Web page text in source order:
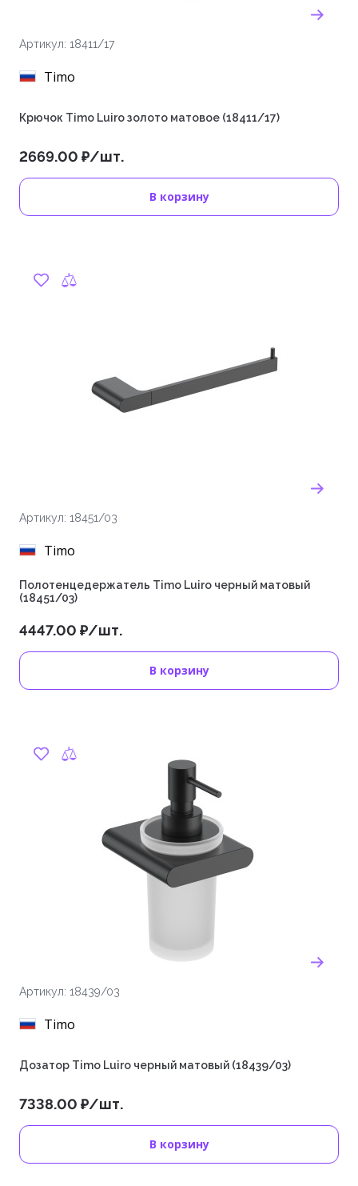
Артикул: 18411/17
Timo
Крючок Timo Luiro золото матовое (18411/17)
2669.00 ₽/шт.
В корзину
Артикул: 18451/03
Timo
Полотенцедержатель Timo Luiro черный матовый
(18451/03)
4447.00 ₽/шт.
В корзину
Артикул: 18439/03
Timo
Дозатор Timo Luiro черный матовый (18439/03)
7338.00 ₽/шт.
В корзину